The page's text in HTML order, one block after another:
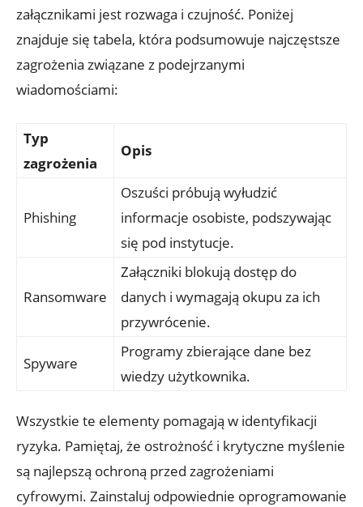
załącznikami jest rozwaga i czujność. Poniżej
znajduje się tabela, która podsumowuje najczęstsze
zagrożenia związane z podejrzanymi
wiadomościami:
Typ
zagrożenia
Opis
Phishing
Oszuści próbują wyłudzić
informacje osobiste, podszywając
się pod instytucje.
Ransomware
Załączniki blokują dostęp do
danych i wymagają okupu za ich
przywrócenie.
Spyware
Programy zbierające dane bez
wiedzy użytkownika.
Wszystkie te elementy pomagają w identyfikacji
ryzyka. Pamiętaj, że ostrożność i krytyczne myślenie
są najlepszą ochroną przed zagrożeniami
cyfrowymi. Zainstaluj odpowiednie oprogramowanie